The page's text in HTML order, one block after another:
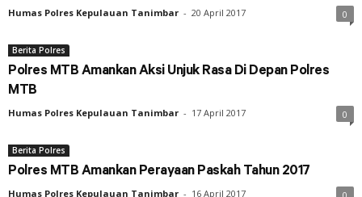
Humas Polres Kepulauan Tanimbar - 20 April 2017 0
Berita Polres
Polres MTB Amankan Aksi Unjuk Rasa Di Depan Polres
MTB
Humas Polres Kepulauan Tanimbar - 17 April 2017 0
Berita Polres
Polres MTB Amankan Perayaan Paskah Tahun 2017
Humas Polres Kepulauan Tanimbar - 16 April 2017